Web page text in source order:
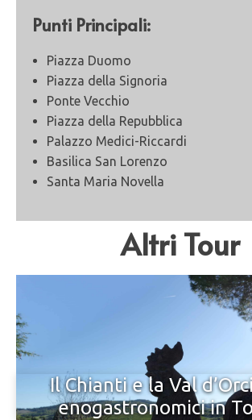
Punti Principali:
Piazza Duomo
Piazza della Signoria
Ponte Vecchio
Piazza della Repubblica
Palazzo Medici-Riccardi
Basilica San Lorenzo
Santa Maria Novella
Altri Tour
Il Chianti e la Val
enogastronomici in